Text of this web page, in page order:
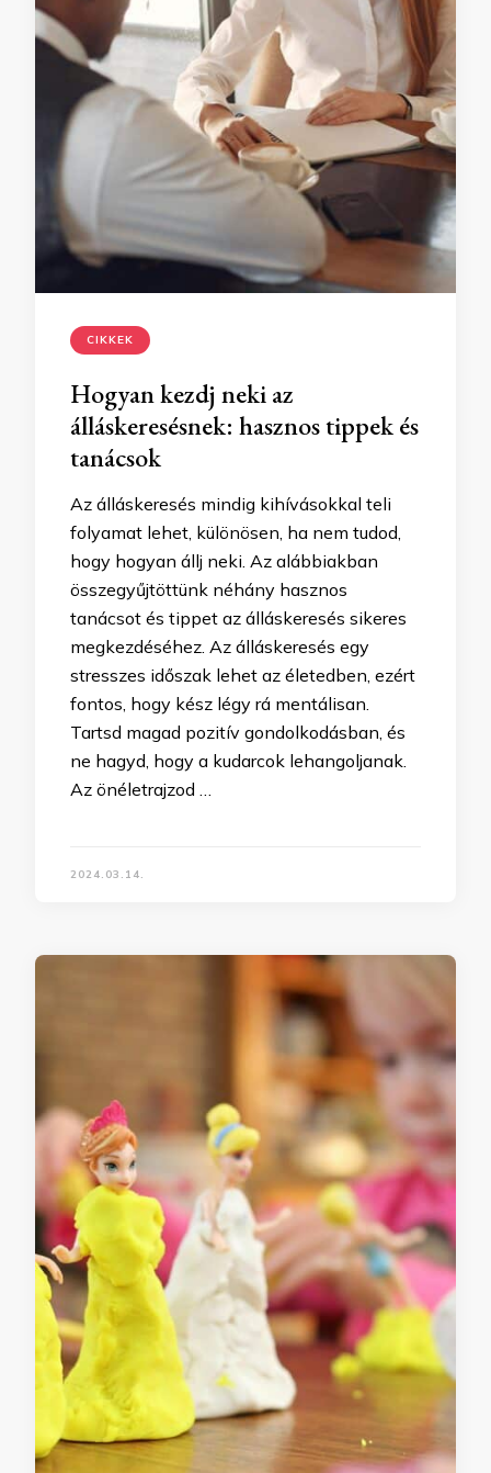
CIKKEK
Hogyan kezdj neki az
álláskeresésnek: hasznos tippek és
tanácsok
Az álláskeresés mindig kihívásokkal teli
folyamat lehet, különösen, ha nem tudod,
hogy hogyan állj neki. Az alábbiakban
összegyűjtöttünk néhány hasznos
tanácsot és tippet az álláskeresés sikeres
megkezdéséhez. Az álláskeresés egy
stresszes időszak lehet az életedben, ezért
fontos, hogy kész légy rá mentálisan.
Tartsd magad pozitív gondolkodásban, és
ne hagyd, hogy a kudarcok lehangoljanak.
Az önéletrajzod …
2024.03.14.